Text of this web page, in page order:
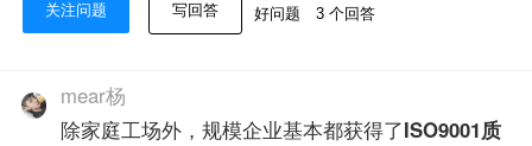
关注问题 写回答 好问题 3 个回答
mear杨
除家庭工场外，规模企业基本都获得了ISO9001质